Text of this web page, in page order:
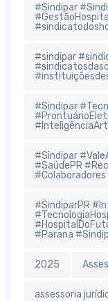
#Sindipar
#sindipar
#Sindipar
#Sindipar
#SaúdePR
#SindiparPR
#Parana
2025
assessoria